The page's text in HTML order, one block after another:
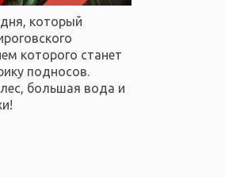
который
которого станет
подносов.
большая вода и